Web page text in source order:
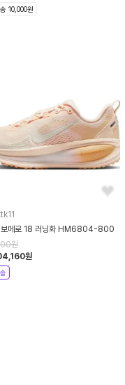
10,000원
보메로 18 러닝화 HM6804-800
원
원